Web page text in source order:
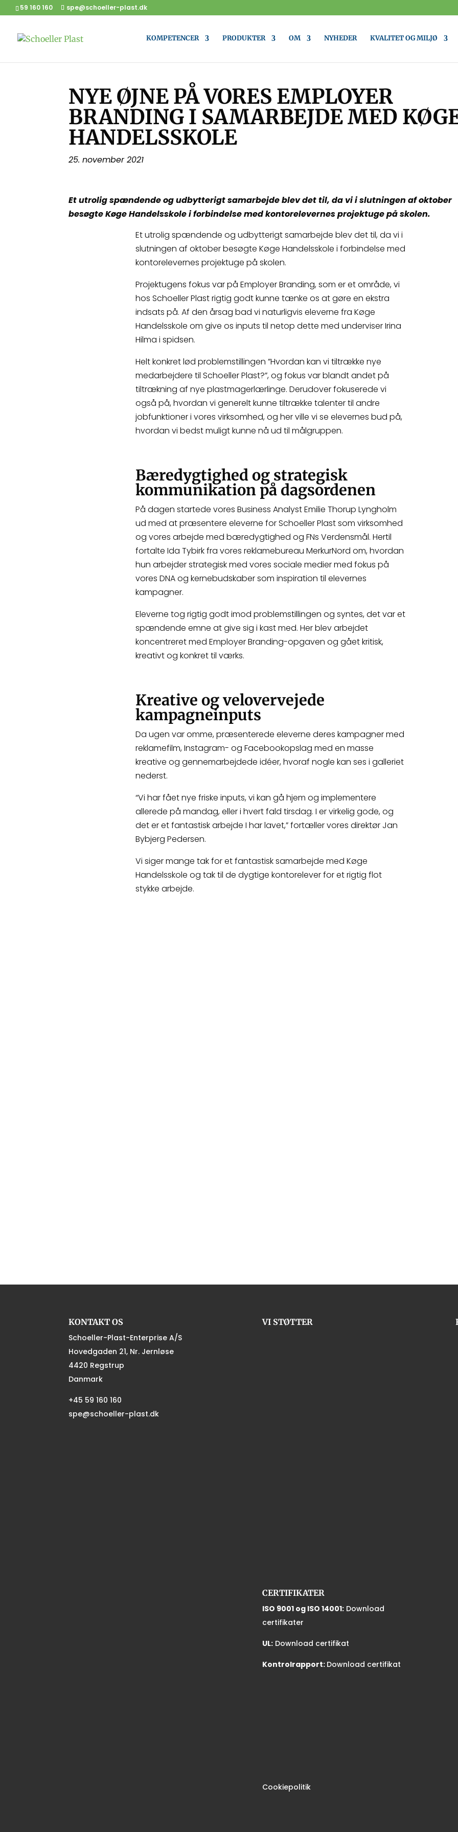
59 160 160 spe@schoeller-plast.dk
KOMPETENCER PRODUKTER OM NYHEDER KVALITET OG MILJØ
NYE ØJNE PÅ VORES EMPLOYER
BRANDING I SAMARBEJDE MED
HANDELSSKOLE
25. november 2021
Et utrolig spændende og udbytterigt samarbejde blev det til, da vi i slutningen af oktober
besøgte Køge Handelsskole i forbindelse med kontorelevernes projektuge på skolen.
Et utrolig spændende og udbytterigt samarbejde blev det til, da vi i
slutningen af oktober besøgte Køge Handelsskole i forbindelse med
kontorelevernes projektuge på skolen.
Projektugens fokus var på Employer Branding, som er et område, vi
hos Schoeller Plast rigtig godt kunne tænke os at gøre en ekstra
indsats på. Af den årsag bad vi naturligvis eleverne fra Køge
Handelsskole om give os inputs til netop dette med underviser Irina
Hilma i spidsen.
Helt konkret lød problemstillingen ”Hvordan kan vi tiltrække nye
medarbejdere til Schoeller Plast?”, og fokus var blandt andet på
tiltrækning af nye plastmagerlærlinge. Derudover fokuserede vi
også på, hvordan vi generelt kunne tiltrække talenter til andre
jobfunktioner i vores virksomhed, og her ville vi se elevernes bud på,
hvordan vi bedst muligt kunne nå ud til målgruppen.
Bæredygtighed og strategisk
kommunikation på dagsordenen
På dagen startede vores Business Analyst Emilie Thorup Lyngholm
ud med at præsentere eleverne for Schoeller Plast som virksomhed
og vores arbejde med bæredygtighed og FNs Verdensmål. Hertil
fortalte Ida Tybirk fra vores reklamebureau MerkurNord om, hvordan
hun arbejder strategisk med vores sociale medier med fokus på
vores DNA og kernebudskaber som inspiration til elevernes
kampagner.
Eleverne tog rigtig godt imod problemstillingen og syntes, det var et
spændende emne at give sig i kast med. Her blev arbejdet
koncentreret med Employer Branding-opgaven og gået kritisk,
kreativt og konkret til værks.
Kreative og velovervejede
kampagneinputs
Da ugen var omme, præsenterede eleverne deres kampagner med
reklamefilm, Instagram- og Facebookopslag med en masse
kreative og gennemarbejdede idéer, hvoraf nogle kan ses i galleriet
nederst.
“Vi har fået nye friske inputs, vi kan gå hjem og implementere
allerede på mandag, eller i hvert fald tirsdag. I er virkelig gode, og
det er et fantastisk arbejde I har lavet,” fortæller vores direktør Jan
Bybjerg Pedersen.
Vi siger mange tak for et fantastisk samarbejde med Køge
Handelsskole og tak til de dygtige kontorelever for et rigtig flot
stykke arbejde.
KONTAKT OS
Schoeller-Plast-Enterprise A/S
Hovedgaden 21, Nr. Jernløse
4420 Regstrup
Danmark
+45 59 160 160
spe@schoeller-plast.dk
VI STØTTER
CERTIFIKATER
ISO 9001 og ISO 14001: Download
certifikater
UL: Download certifikat
Kontrolrapport: Download certifikat
Cookiepolitik